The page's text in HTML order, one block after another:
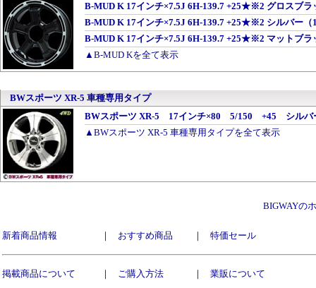
B-MUD K 17インチ×7.5J 6H-139.7 +25★※2 グロスブラ
B-MUD K 17インチ×7.5J 6H-139.7 +25★※2 シルバー（
B-MUD K 17インチ×7.5J 6H-139.7 +25★※2 マットブラ
▲B-MUD Kを全て表示
BWスポーツ XR-5 車種専用タイプ
BWスポーツ XR-5 17インチ×80 5/150 +45 シルバ
▲BWスポーツ XR-5 車種専用タイプを全て表示
BIGWAYの
新着商品情報 ｜ おすすめ商品 ｜ 特価セール
掲載商品について ｜ ご購入方法 ｜ 業販について